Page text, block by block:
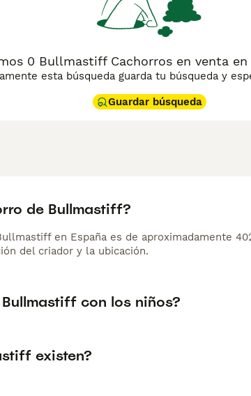
0 Bullmastiff Cachorros en venta en
esta búsqueda guarda tu búsqueda y
Guardar búsqueda
de Bullmastiff?
en España es de aproximadamente
del criador y la ubicación.
con los niños?
existen?